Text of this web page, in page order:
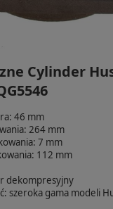
Cylinder
46 mm
264 mm
7 mm
112 mm
dekompresyjny
szeroka gama modeli